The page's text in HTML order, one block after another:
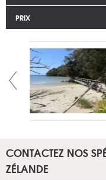
PRIX
CONTACTEZ NOS
ZÉLANDE